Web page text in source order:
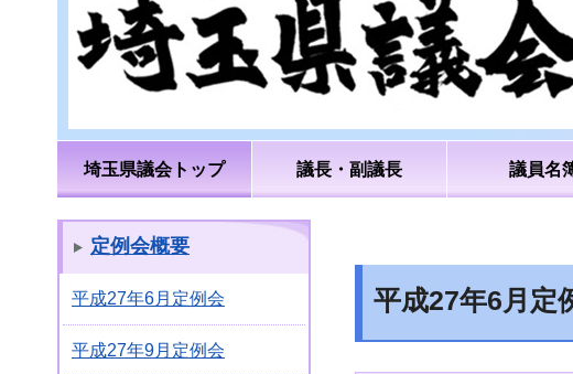
埼玉県議会トップ 議長・副議長 議員名
定例会概要
平成27年6月定例会
平成27年9月定例会
平成27年6月定